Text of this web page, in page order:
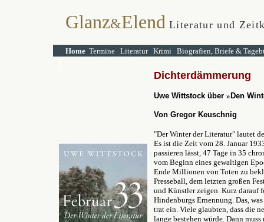
Glanz&Elend Literatur und
Home Termine Literatur Krimi Biografien, Briefe &
Dichterdämmerung
Uwe Wittstock über » Den
Von Gregor Keuschnig
"Der Winter der Literatur" lautet
Es ist die Zeit vom 28. Januar
passieren lässt, 47 Tage in 35
vom Beginn eines gewaltigen
Ende Millionen von Toten zu
Presseball, dem letzten großen
und Künstler zeigen. Kurz darauf
Hindenburgs Ernennung. Das,
trat ein. Viele glaubten, dass die
lange bestehen würde. Dann